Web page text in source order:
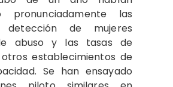
pronunciadamente las
de mujeres
abuso y las tasas de
establecimientos de
Se han ensayado